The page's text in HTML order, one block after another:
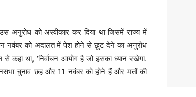
अनुरोध को अस्वीकार कर दिया था जिसमें राज्य में
नवंबर को अदालत में पेश होने से छूट देने का अनुरोध
कहा था, ‘निर्वाचन आयोग है जो इसका ध्यान रखेगा.
चुनाव छह और 11 नवंबर को होने हैं और मतों की